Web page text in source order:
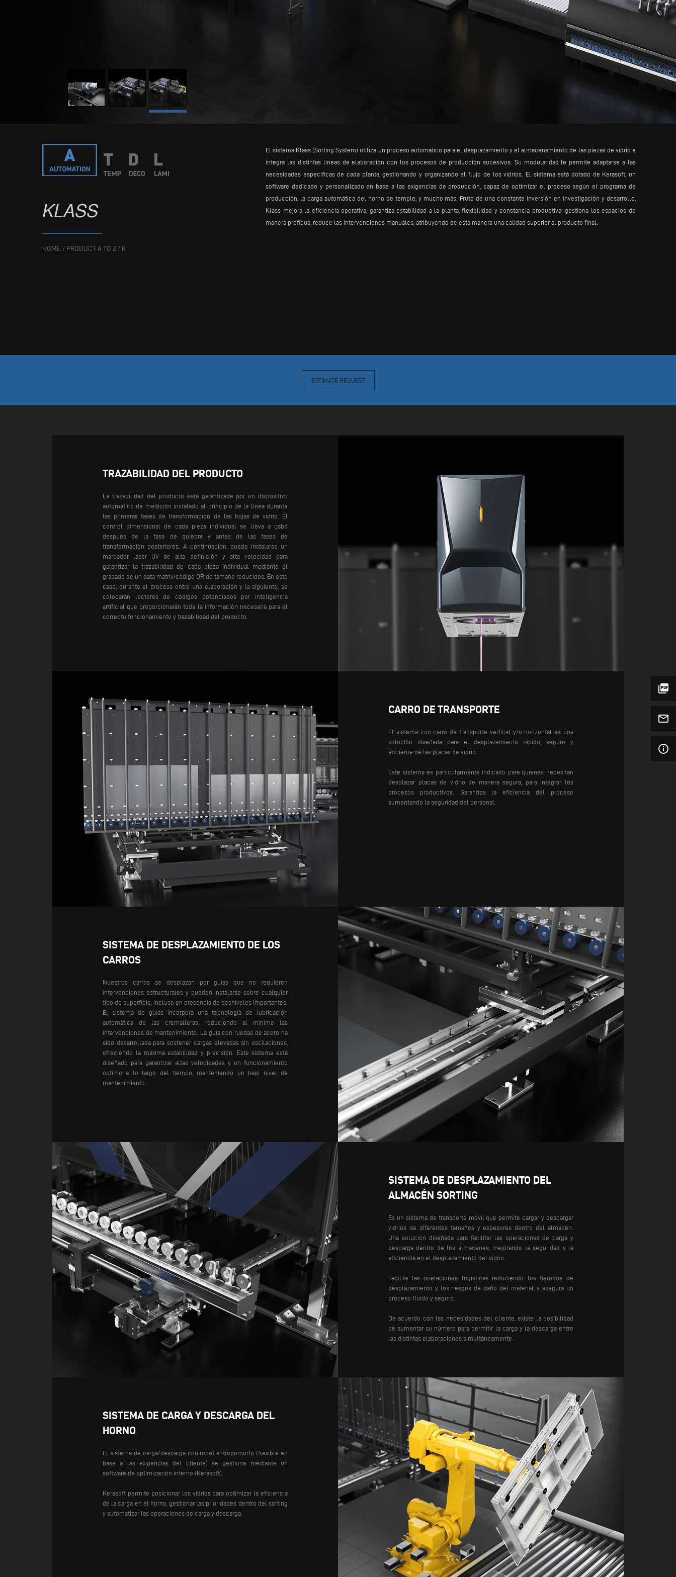
KLASS
HOME / PRODUCT A TO Z/ K
El sistema Klass (Sorting System) utiliza un proceso automático para el desplazamiento y el almacenamiento de las piezas de vidrio e
integra las distintas líneas de elaboración con los procesos de producción sucesivos. Su modularidad le permite adaptarse a las
necesidades específicas de cada planta, gestionando y organizando el flujo de los vidrios. El sistema está dotado de Kerasoft, un
software dedicado y personalizado en base a las exigencias de producción, capaz de optimizar el proceso según el programa de
producción, la carga automática del horno de temple, y mucho más. Fruto de una constante inversión en investigación y desarrollo,
Klass mejora la eficiencia operativa, garantiza estabilidad a la planta, flexibilidad y constancia productiva; gestiona los espacios de
manera proficua, reduce las intervenciones manuales, atribuyendo de esta manera una calidad superior al producto final.
ESTIMATE REQUEST
picture_as_pdf
mail_outline
info_outline
TRAZABILIDAD DEL PRODUCTO
La trazabilidad del producto está garantizada por un dispositivo
automático de medición instalado al principio de la línea durante
las primeras fases de transformación de las hojas de vidrio. El
control dimensional de cada pieza individual se lleva a cabo
después de la fase de quiebre y antes de las fases de
transformación posteriores. A continuación, puede instalarse un
marcador láser UV de alta definición y alta velocidad para
garantizar la trazabilidad de cada pieza individual mediante el
grabado de un data matrix/código QR de tamaño reducidos. En este
caso, durante el proceso entre una elaboración y la siguiente, se
colocarán lectores de códigos potenciados por inteligencia
artificial que proporcionarán toda la información necesaria para el
correcto funcionamiento y trazabilidad del producto.
CARRO DE TRANSPORTE
El sistema con carro de transporte vertical y/u horizontal es una
solución diseñada para el desplazamiento rápido, seguro y
eficiente de las placas de vidrio.
Este sistema es particularmente indicado para quienes necesitan
desplazar placas de vidrio de manera segura, para integrar los
procesos productivos. Garantiza la eficiencia del proceso
aumentando la seguridad del personal.
SISTEMA DE DESPLAZAMIENTO DE LOS
CARROS
Nuestros carros se desplazan por guías que no requieren
intervenciones estructurales y pueden instalarse sobre cualquier
tipo de superficie, incluso en presencia de desniveles importantes.
El sistema de guías incorpora una tecnología de lubricación
automática de las cremalleras, reduciendo al mínimo las
intervenciones de mantenimiento. La guía con ruedas de acero ha
sido desarrollada para sostener cargas elevadas sin oscilaciones,
ofreciendo la máxima estabilidad y precisión. Este sistema está
diseñado para garantizar altas velocidades y un funcionamiento
óptimo a lo largo del tiempo, manteniendo un bajo nivel de
mantenimiento.
SISTEMA DE DESPLAZAMIENTO DEL
ALMACÉN SORTING
Es un sistema de transporte móvil que permite cargar y descargar
vidrios de diferentes tamaños y espesores dentro del almacén.
Una solución diseñada para facilitar las operaciones de carga y
descarga dentro de los almacenes, mejorando la seguridad y la
eficiencia en el desplazamiento del vidrio.
Facilita las operaciones logísticas reduciendo los tiempos de
desplazamiento y los riesgos de daño del material, y asegura un
proceso fluido y seguro.
De acuerdo con las necesidades del cliente, existe la posibilidad
de aumentar su número para permitir la carga y la descarga entre
las distintas elaboraciones simultáneamente.
SISTEMA DE CARGA Y DESCARGA DEL
HORNO
El sistema de carga/descarga con robot antropomorfo (flexible en
base a las exigencias del cliente) se gestiona mediante un
software de optimización interno (Kerasoft).
Kerasoft permite posicionar los vidrios para optimizar la eficiencia
de la carga en el horno, gestionar las prioridades dentro del sorting
y automatizar las operaciones de carga y descarga.